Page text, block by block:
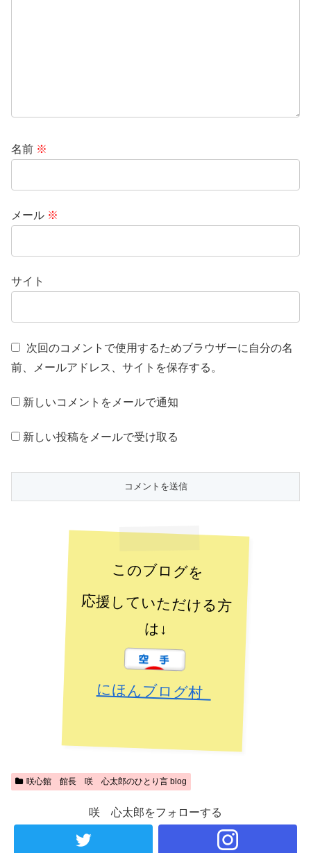
名前 ※
メール ※
サイト
次回のコメントで使用するためブラウザーに自分の名
前、メールアドレス、サイトを保存する。
新しいコメントをメールで通知
新しい投稿をメールで受け取る
このブログを
応援していただける方
は↓
にほんブログ村
咲心館 館長 咲 心太郎のひとり言 blog
咲 心太郎をフォローする